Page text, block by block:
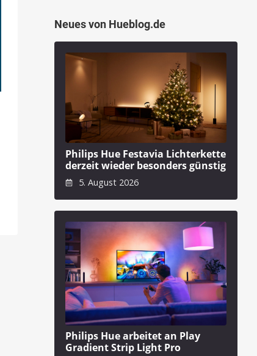
Neues von Hueblog.de
Philips Hue Festavia Lichterkette
derzeit wieder besonders günstig
5. August 2026
Philips Hue arbeitet an Play
Gradient Strip Light Pro